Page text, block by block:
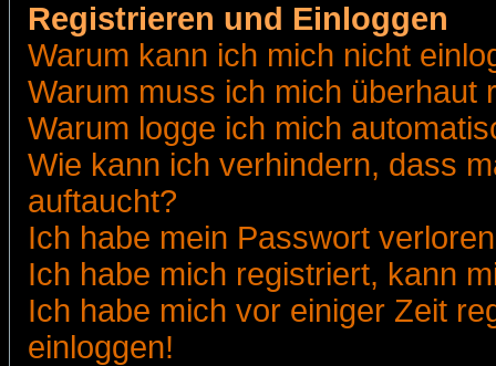
Registrieren und Einloggen
Warum kann ich mich nicht
Warum muss ich mich überhaut
Warum logge ich mich
Wie kann ich verhindern, dass
auftaucht?
Ich habe mein Passwort
Ich habe mich registriert, kann
Ich habe mich vor einiger Zeit
einloggen!